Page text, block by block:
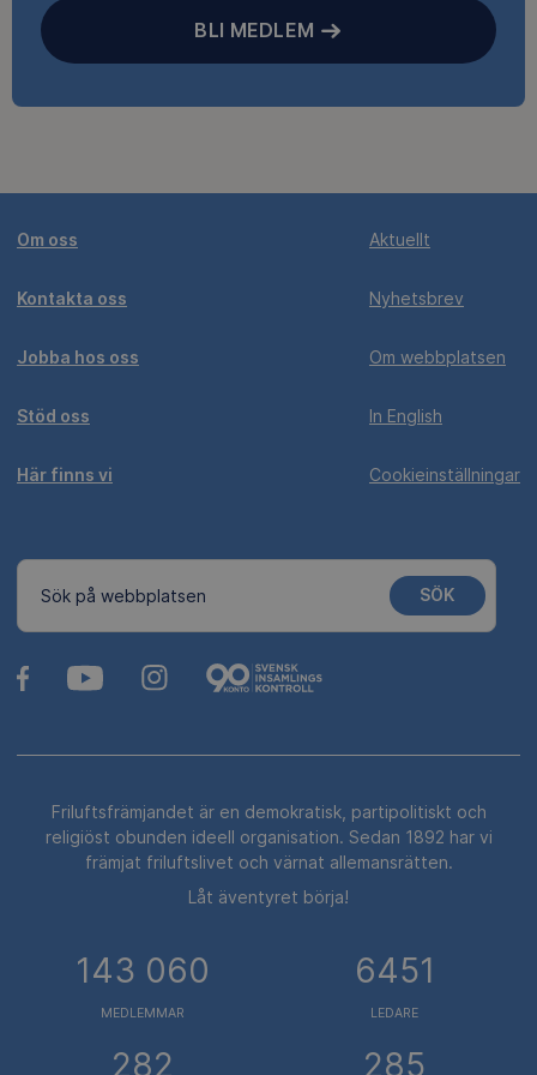
BLI MEDLEM
Om oss
Kontakta oss
Jobba hos oss
Stöd oss
Här finns vi
Aktuellt
Nyhetsbrev
Om webbplatsen
In English
Cookieinställningar
Sök på webbplatsen SÖK
Friluftsfrämjandet är en demokratisk, partipolitiskt och
religiöst obunden ideell organisation. Sedan 1892 har vi
främjat friluftslivet och värnat allemansrätten.
Låt äventyret börja!
143 060
MEDLEMMAR
6451
LEDARE
282 285